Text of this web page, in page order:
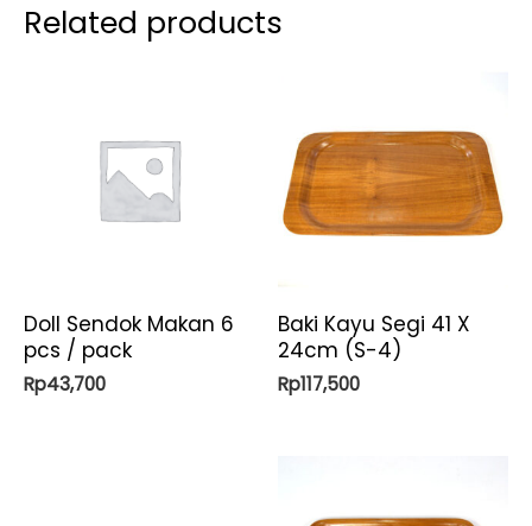
Related products
Doll Sendok Makan 6
pcs / pack
Rp43,700
Baki Kayu Segi 41 X
24cm (S-4)
Rp117,500